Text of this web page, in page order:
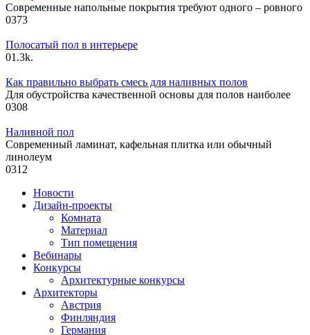
Современные напольные покрытия требуют одного – ровного
0373
Полосатый пол в интерьере
01.3k.
Как правильно выбрать смесь для наливных полов
Для обустройства качественной основы для полов наиболее
0308
Наливной пол
Современный ламинат, кафельная плитка или обычный
линолеум
0312
Новости
Дизайн-проекты
Комната
Материал
Тип помещения
Вебинары
Конкурсы
Архитектурные конкурсы
Архитекторы
Австрия
Финляндия
Германия